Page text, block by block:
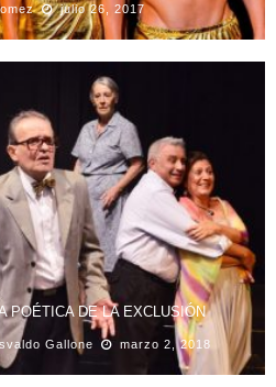
julio 26, 2017
POÉTICA DE LA EXCLUSIÓN
Gallone marzo 2, 2018